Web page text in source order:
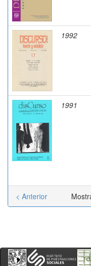
1992
1991
< Anterior